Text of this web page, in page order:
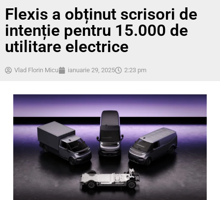
Flexis a obținut scrisori de
intenție pentru 15.000 de
utilitare electrice
Vlad Florin Micu ianuarie 29, 2025 2:23 pm